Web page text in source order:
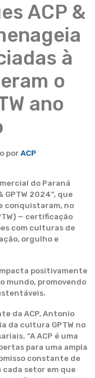
ACP &
à
o
ano
por ACP
do Paraná
GPTW 2024”, que
conquistaram, no
— certificação
com culturas de
orgulho e
positivamente
mundo, promovendo
da ACP, Antonio
da cultura GPTW no
“A ACP é uma
para uma ampla
constante de
cada setor em que